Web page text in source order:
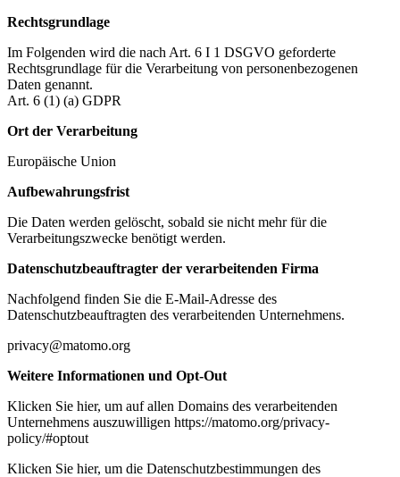
Rechtsgrundlage
Im Folgenden wird die nach Art. 6 I 1 DSGVO geforderte
Rechtsgrundlage für die Verarbeitung von personenbezogenen
Daten genannt.
Art. 6 (1) (a) GDPR
Ort der Verarbeitung
Europäische Union
Aufbewahrungsfrist
Die Daten werden gelöscht, sobald sie nicht mehr für die
Verarbeitungszwecke benötigt werden.
Datenschutzbeauftragter der verarbeitenden Firma
Nachfolgend finden Sie die E-Mail-Adresse des
Datenschutzbeauftragten des verarbeitenden Unternehmens.
privacy@matomo.org
Weitere Informationen und Opt-Out
Klicken Sie hier, um auf allen Domains des verarbeitenden
Unternehmens auszuwilligen https://matomo.org/privacy-
policy/#optout
Klicken Sie hier, um die Datenschutzbestimmungen des